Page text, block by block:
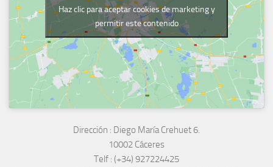
Haz clic para aceptar cookies de marketing y
permitir este contenido
Dirección : Diego María Crehuet 6.
10002 Cáceres
Telf : (+34) 927224425